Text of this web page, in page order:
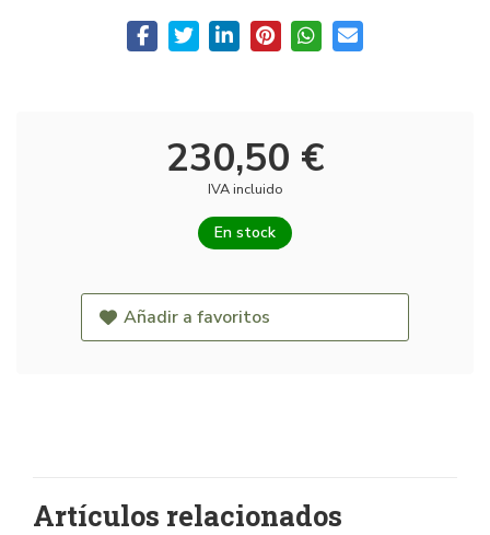
230,50 €
IVA incluido
En stock
Añadir a favoritos
Artículos relacionados